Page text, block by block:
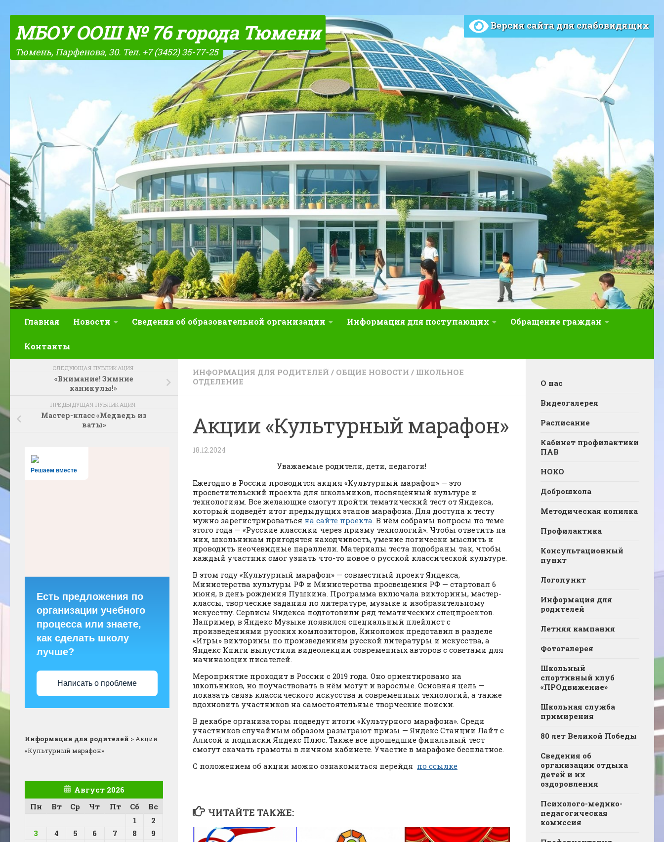
Skip to content
МБОУ ООШ № 76 города Тюмени
Тюмень, Парфенова, 30. Тел. +7 (3452) 35-77-25
Версия сайта для слабовидящих
Главная Новости Сведения об образовательной организации Информация для поступающих Обращение граждан
Контакты
ИНФОРМАЦИЯ ДЛЯ РОДИТЕЛЕЙ / ОБЩИЕ НОВОСТИ / ШКОЛЬНОЕ
ОТДЕЛЕНИЕ
Акции «Культурный марафон»
18.12.2024
Уважаемые родители, дети, педагоги!
Ежегодно в России проводится акция «Культурный марафон» — это
просветительский проекта для школьников, посвящённый культуре и
технологиям. Все желающие смогут пройти тематический тест от Яндекса,
который подведёт итог предыдущих этапов марафона. Для доступа к тесту
нужно зарегистрироваться на сайте проекта. В нём собраны вопросы по теме
этого года — «Русские классики через призму технологий». Чтобы ответить на
них, школьникам пригодятся находчивость, умение логически мыслить и
проводить неочевидные параллели. Материалы теста подобраны так, чтобы
каждый участник смог узнать что-то новое о русской классической культуре.
В этом году «Культурный марафон» — совместный проект Яндекса,
Министерства культуры РФ и Министерства просвещения РФ — стартовал 6
июня, в день рождения Пушкина. Программа включала викторины, мастер-
классы, творческие задания по литературе, музыке и изобразительному
искусству. Сервисы Яндекса подготовили ряд тематических спецпроектов.
Например, в Яндекс Музыке появился специальный плейлист с
произведениями русских композиторов, Кинопоиск представил в разделе
«Игры» викторины по произведениям русской литературы и искусства, а
Яндекс Книги выпустили видеолекции современных авторов с советами для
начинающих писателей.
Мероприятие проходит в России с 2019 года. Оно ориентировано на
школьников, но поучаствовать в нём могут и взрослые. Основная цель —
показать связь классического искусства и современных технологий, а также
вдохновить участников на самостоятельные творческие поиски.
В декабре организаторы подведут итоги «Культурного марафона». Среди
участников случайным образом разыграют призы — Яндекс Станции Лайт с
Алисой и подписки Яндекс Плюс. Также все прошедшие финальный тест
смогут скачать грамоты в личном кабинете. Участие в марафоне бесплатное.
С положением об акции можно ознакомиться перейдя по ссылке
ЧИТАЙТЕ ТАКЖЕ:
СЛЕДУЮЩАЯ ПУБЛИКАЦИЯ
«Внимание! Зимние
каникулы!»
ПРЕДЫДУЩАЯ ПУБЛИКАЦИЯ
Мастер-класс «Медведь из
ваты»
Решаем вместе
Есть предложения по
организации учебного
процесса или знаете,
как сделать школу
лучше?
Написать о проблеме
Информация для родителей >Акции
«Культурный марафон»
Август 2026
Пн
Вт Ср Чт Пт Сб
Вс
1
2
3
4 5 6 7 8
9
О нас
Видеогалерея
Расписание
Кабинет профилактики
ПАВ
НОКО
Доброшкола
Методическая копилка
Профилактика
Консультационный
пункт
Логопункт
Информация для
родителей
Летняя кампания
Фотогалерея
Школьный
спортивный клуб
«ПРОдвижение»
Школьная служба
примирения
80 лет Великой Победы
Сведения об
организации отдыха
детей и их
оздоровления
Психолого-медико-
педагогическая
комиссия